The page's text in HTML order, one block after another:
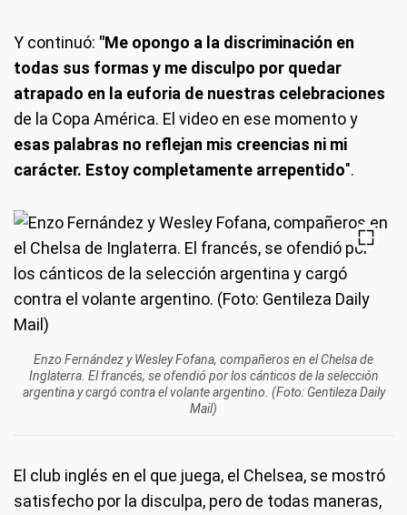
Y continuó: "Me opongo a la discriminación en
todas sus formas y me disculpo por quedar
atrapado en la euforia de nuestras celebraciones
de la Copa América. El video en ese momento y
esas palabras no reflejan mis creencias ni mi
carácter. Estoy completamente arrepentido".
Enzo Fernández y Wesley Fofana, compañeros en el Chelsa de
Inglaterra. El francés, se ofendió por los cánticos de la selección
argentina y cargó contra el volante argentino. (Foto: Gentileza Daily
Mail)
El club inglés en el que juega, el Chelsea, se mostró
satisfecho por la disculpa, pero de todas maneras,